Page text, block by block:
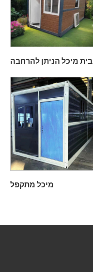
בית מיכל הניתן להרחבה
מיכל מתקפל